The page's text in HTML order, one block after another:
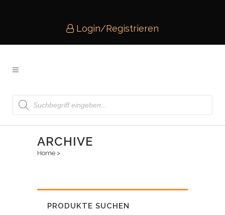
Login/Registrieren
Products
search
ARCHIVE
Home >
PRODUKTE SUCHEN